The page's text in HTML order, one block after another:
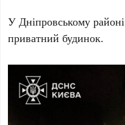
УДніпровському районі
приватний будинок.